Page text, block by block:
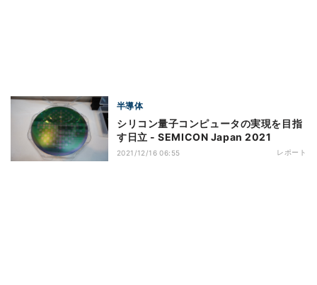
半導体
シリコン量子コンピュータの実現を目指
す日立 - SEMICON Japan 2021
2021/12/16 06:55 レポート